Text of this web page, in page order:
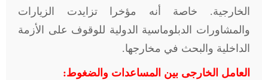
الخارجية. خاصة أنه مؤخرا تزايدت الزيارات
والمشاورات الدبلوماسية الدولية للوقوف على الأزمة
الداخلية والبحث في مخارجها.
العامل الخارجى بين المساعدات والضغوط: